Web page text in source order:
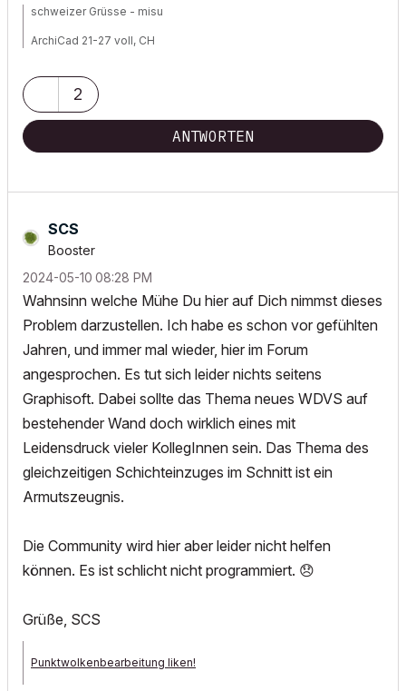
schweizer Grüsse - misu
ArchiCad 21-27 voll, CH
2
ANTWORTEN
SCS
Booster
‎2024-05-10 08:28 PM
Wahnsinn welche Mühe Du hier auf Dich nimmst dieses
Problem darzustellen. Ich habe es schon vor gefühlten
Jahren, und immer mal wieder, hier im Forum
angesprochen. Es tut sich leider nichts seitens
Graphisoft. Dabei sollte das Thema neues WDVS auf
bestehender Wand doch wirklich eines mit
Leidensdruck vieler KollegInnen sein. Das Thema des
gleichzeitigen Schichteinzuges im Schnitt ist ein
Armutszeugnis.
Die Community wird hier aber leider nicht helfen
können. Es ist schlicht nicht programmiert. 😞
Grüße, SCS
Punktwolkenbearbeitung liken!